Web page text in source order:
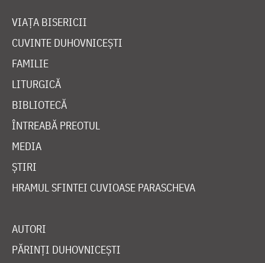
VIAȚA BISERICII
CUVINTE DUHOVNICEȘTI
FAMILIE
LITURGICĂ
BIBLIOTECĂ
ÎNTREABĂ PREOTUL
MEDIA
ȘTIRI
HRAMUL SFINTEI CUVIOASE PARASCHEVA
AUTORI
PĂRINȚI DUHOVNICEȘTI